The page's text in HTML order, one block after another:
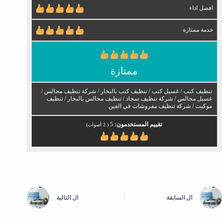
افضل اداء
خدمة ممتازة
ممتازة
تنظيف كنب / غسيل كنب / تنظيف كنب بالبخار / شركة تنظيف مجالس /
غسيل مجالس / شركة تنظيف سجاد / تنظيف مجالس بالبخار / تنظيف
موكيت / شركة تنظيف مفروشات في العين
تقييم المستخدمون: 5
(
2أصوات)
ال السابقة ال التالية